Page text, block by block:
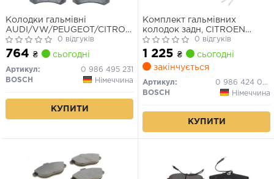
Колодки гальмівні
AUDI/VW/PEUGEOT/CITROEN/FIAT/LANCIA
\'\'R \'\'97-05 PR2
0 відгуків
764 ₴ сьогодні
Артикул:
0 986 495 231
BOSCH
Німеччина
КУПИТИ
Комплект гальмівних
колодок задн, CITROEN
EVASION FIAT SCUDO,
ULYSSE JAGUAR XJ, XJSC
LANCIA ZETA PEUGEOT 806
1.8-5.3 07.85-12.06
0 відгуків
1 225 ₴
сьогодні
закінчується
Артикул:
0 986 424 027
BOSCH
Німеччина
КУПИТИ